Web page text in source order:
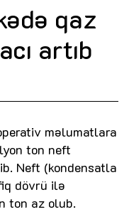
qaz
artıb
məlumatlara
ton neft
Neft (kondensatla
dövrü ilə
ton az olub.